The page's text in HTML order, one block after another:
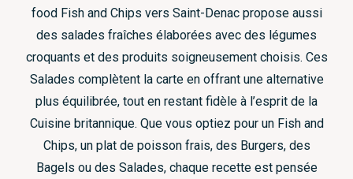
food Fish and Chips vers Saint-Denac propose aussi
des salades fraîches élaborées avec des légumes
croquants et des produits soigneusement choisis. Ces
Salades complètent la carte en offrant une alternative
plus équilibrée, tout en restant fidèle à l’esprit de la
Cuisine britannique. Que vous optiez pour un Fish and
Chips, un plat de poisson frais, des Burgers, des
Bagels ou des Salades, chaque recette est pensée